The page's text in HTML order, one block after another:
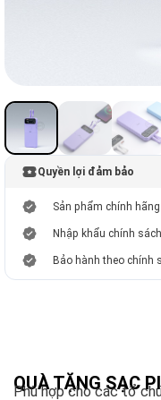
Quyền lợi đảm bảo
Sản phẩm chính hãng
Nhập khẩu chính
Bảo hành theo chính
QUÀ TẶNG SẠC
Phù hợp cho các tổ